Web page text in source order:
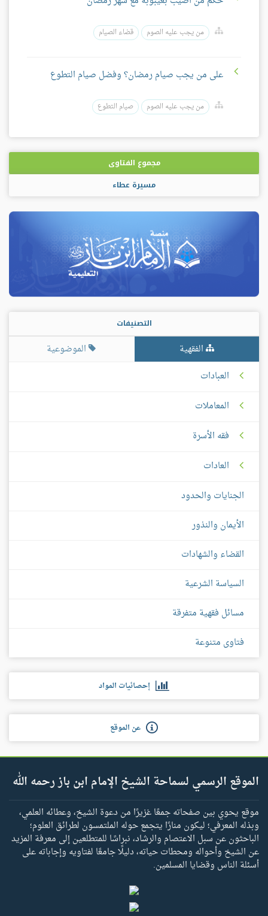
من يجب عليه الصوم قضاء الصيام
على من يجب صيام رمضان؟ وفضل صيام التطوع
من يجب عليه الصوم صيام التطوع
مجموع الفتاوى
مسيرة عطاء
التصنيفات
الفقهية
الموضوعية
العبادات
المعاملات
فقه الأسرة
العادات
الجنايات والحدود
الأيمان والنذور
القضاء والشهادات
السياسة الشرعية
مسائل فقهية متفرقة
فتاوى متنوعة
إحصائيات المواد
عن الموقع
الموقع الرسمي لسماحة الشيخ الإمام ابن باز رحمه الله
موقع يحوي بين صفحاته جمعًا غزيرًا من دعوة الشيخ، وعطائه العلمي،
وبذله المعرفي؛ ليكون منارًا يتجمع حوله الملتمسون لطرائق العلوم؛
الباحثون عن سبل الاعتصام والرشاد، نبراسًا للمتطلعين إلى معرفة المزيد
عن الشيخ وأحواله ومحطات حياته، دليلًا جامعًا لفتاويه وإجاباته على
أسئلة الناس وقضايا المسلمين.